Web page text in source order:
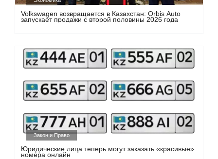
Volkswagen возвращается в Казахстан: Orbis Auto
запускает продажи с второй половины 2026 года
Закон и Право
Юридические лица теперь могут заказать «красивые»
номера онлайн